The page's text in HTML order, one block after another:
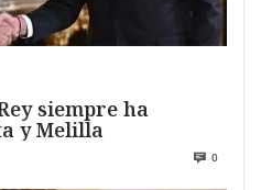
siempre ha
y Melilla
0